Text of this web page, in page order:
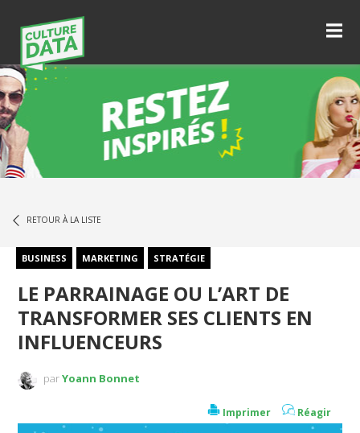
RETOUR À LA LISTE
BUSINESS MARKETING STRATÉGIE
LE PARRAINAGE OU L’ART DE
TRANSFORMER SES CLIENTS EN
INFLUENCEURS
parYoann Bonnet
Réagir
Imprimer